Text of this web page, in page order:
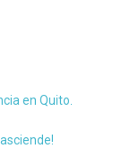
en Quito.